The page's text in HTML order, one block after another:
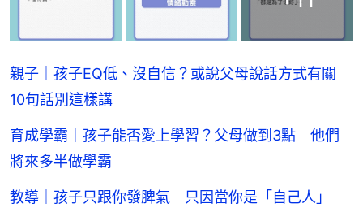
親子｜孩子EQ低、沒自信？或說父母說話方式有關
10句話別這樣講
育成學霸｜孩子能否愛上學習？父母做到3點 他們
將來多半做學霸
教導｜孩子只跟你發脾氣 只因當你是「自己人」